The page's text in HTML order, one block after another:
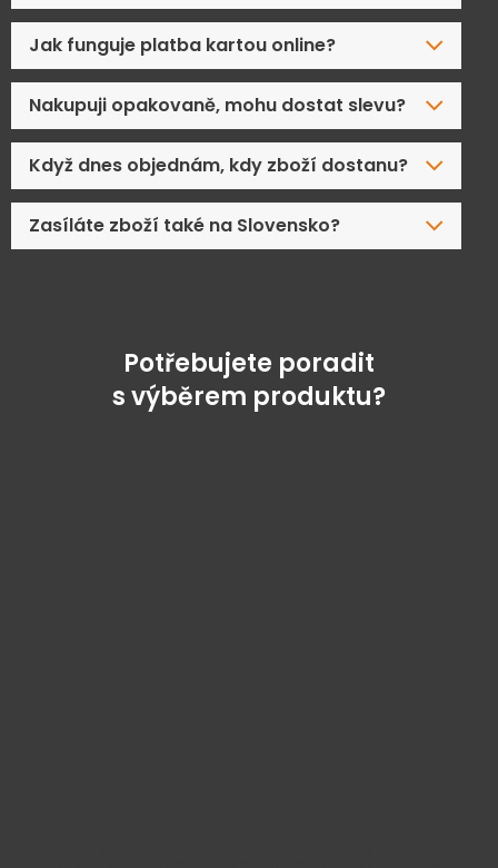
Jak funguje platba kartou online?
Nakupuji opakovaně, mohu dostat slevu?
Když dnes objednám, kdy zboží dostanu?
Zasíláte zboží také na Slovensko?
Potřebujete poradit
s výběrem produktu?